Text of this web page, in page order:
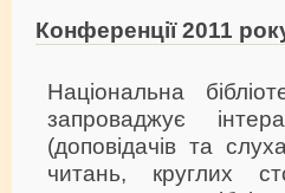
Конференції 2011
Національна
запроваджує
(доповідачів та
читань, круглих